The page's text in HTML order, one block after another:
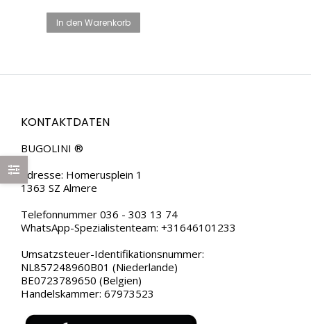
ALCANTARA
ITALIEN
In den Warenkorb
KONTAKTDATEN
BUGOLINI ®
Adresse: Homerusplein 1
1363 SZ Almere
Telefonnummer 036 - 303 13 74
WhatsApp-Spezialistenteam: +31646101233
Umsatzsteuer-Identifikationsnummer:
NL857248960B01 (Niederlande)
BE0723789650 (Belgien)
Handelskammer: 67973523